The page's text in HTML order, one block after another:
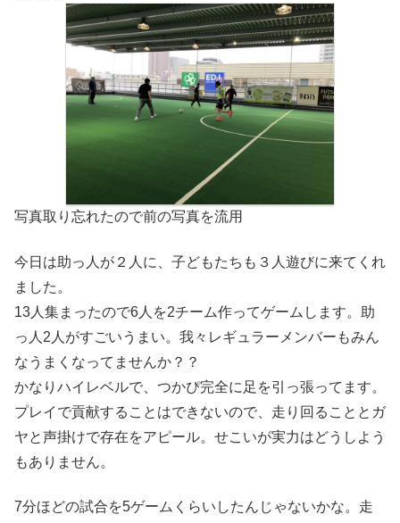
写真取り忘れたので前の写真を流用
今日は助っ人が２人に、子どもたちも３人遊びに来てくれ
ました。
13人集まったので6人を2チーム作ってゲームします。助
っ人2人がすごいうまい。我々レギュラーメンバーもみん
なうまくなってませんか？？
かなりハイレベルで、つかぴ完全に足を引っ張ってます。
プレイで貢献することはできないので、走り回ることとガ
ヤと声掛けで存在をアピール。せこいが実力はどうしよう
もありません。
7分ほどの試合を5ゲームくらいしたんじゃないかな。走